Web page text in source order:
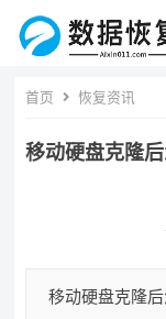
首页 恢复资讯
移动硬盘克隆
移动硬盘克隆